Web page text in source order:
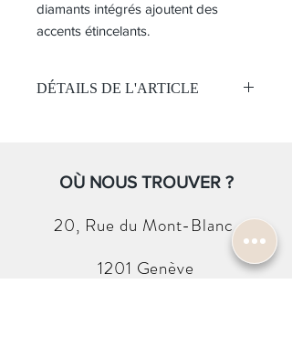
diamants intégrés ajoutent des
accents étincelants.
DÉTAILS DE L'ARTICLE
remontage manuel
Calibre 4R35
Étanchéité 50 mètres
Cadran bleu
OÙ NOUS TROUVER ?
20, Rue du Mont-Blanc
1201 Genève